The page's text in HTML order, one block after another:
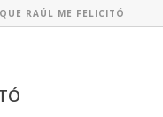
RAÚL ME FELICITÓ